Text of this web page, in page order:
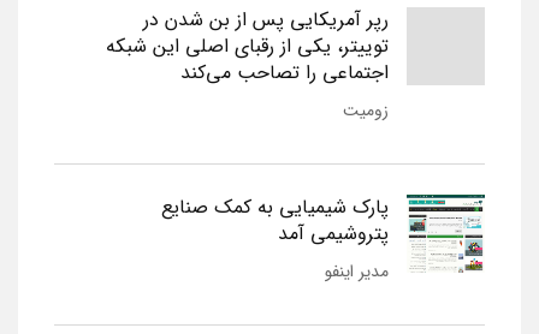
رپر آمریکایی پس از بن شدن در
توییتر، یکی از رقبای اصلی این شبکه
اجتماعی را تصاحب می‌کند
زومیت
پارک شیمیایی به کمک صنایع
پتروشیمی آمد
مدیر اینفو